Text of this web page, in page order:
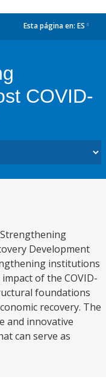
Esta página en: ES
COVID-
Development
institutions
of the COVID-
foundations
recovery. The
and innovative
can serve as